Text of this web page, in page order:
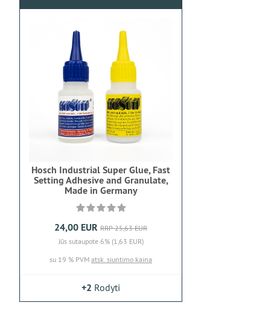
Hosch Industrial Super Glue, Fast
Setting Adhesive and Granulate,
Made in Germany
24,00 EUR RRP 25,63 EUR
Jūs sutaupote 6% (1,63 EUR)
su 19 % PVM atsk. siuntimo kaina
+2 Rodyti